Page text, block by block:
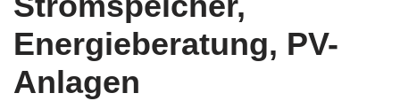
Energieberatung, PV-
Anlagen